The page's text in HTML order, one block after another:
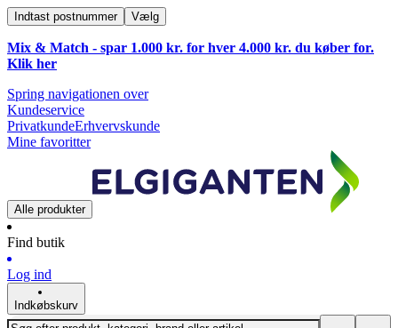
Indtast postnummer Vælg
Mix & Match - spar 1.000 kr. for hver 4.000 kr. du køber for.
Klik her
Spring navigationen over
Kundeservice
PrivatkundeErhvervskunde
Mine favoritter
Alle produkter
Find butik
Log ind
Indkøbskurv